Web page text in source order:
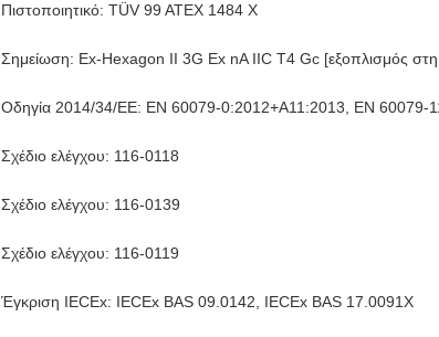
Πιστοποιητικό: TÜV 99 ATEX 1484 X
Σημείωση: Ex-Hexagon II 3G Ex nA IIC T4 Gc [εξοπλισμός
Οδηγία 2014/34/ΕΕ: EN 60079-0:2012+A11:2013, EN 60079-
Σχέδιο ελέγχου: 116-0118
Σχέδιο ελέγχου: 116-0139
Σχέδιο ελέγχου: 116-0119
Έγκριση IECEx: IECEx BAS 09.0142, IECEx BAS 17.0091X